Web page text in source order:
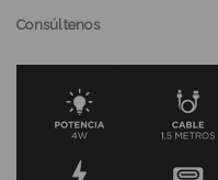
Consúltenos